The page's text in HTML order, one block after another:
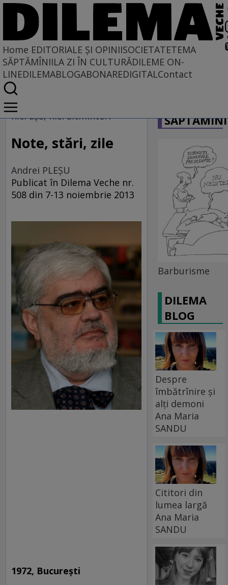
Home EDITORIALE ȘI OPINIISOCIETATETEMA
SĂPTĂMÎNIILA ZI ÎN CULTURĂDILEME ON-
LINEDILEMABLOGABONAREDIGITALContact
Home
EDITORIALE ȘI OPINII
SITUAȚIUNEA
nici aşa, nici altminteri
Note, stări, zile
Andrei PLEŞU
Publicat în Dilema Veche nr.
508 din 7-13 noiembrie 2013
1972, Bucureşti
Barburisme
DILEMA
BLOG
Despre
îmbătrînire și
alți demoni
Ana Maria
SANDU
Cititori din
lumea largă
Ana Maria
SANDU